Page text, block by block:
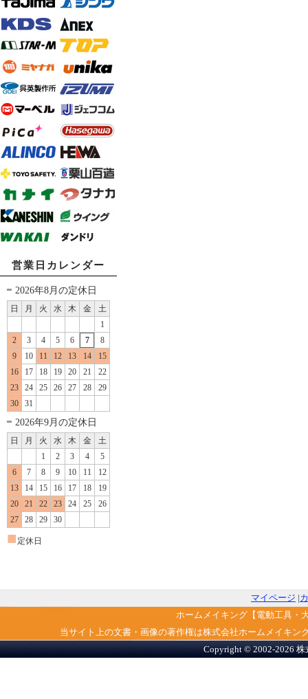
営業日カレンダー
2026年8月の定休日
日 月 火 水 木 金
土
1
2
3 4 5 6 7
8
9
10 11 12 13 14
15
16
17 18 19 20 21
22
23
24 25 26 27 28
29
30
31
2026年9月の定休日
日 月 火 水 木 金
土
1
2 3 4
5
6
7 8 9 10 11
12
13
14 15 16 17 18
19
20
21 22 23 24 25
26
27
28 29 30
■ 定休日
マイページ |
ホームメイキング【電動工具・
当サイト上の文書・画像の著作権は株式会社ホームメイキ
Copyright © 2002-2026